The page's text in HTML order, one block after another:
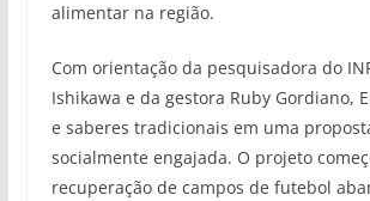
alimentar na região.
Com orientação da pesquisadora do
Ishikawa e da gestora Ruby Gordiano,
e saberes tradicionais em uma
socialmente engajada. O projeto
recuperação de campos de futebol